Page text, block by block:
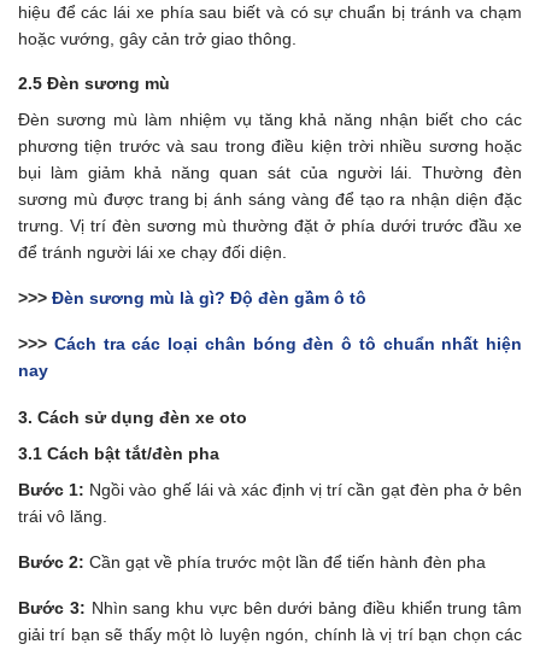
hiệu để các lái xe phía sau biết và có sự chuẩn bị tránh va chạm
hoặc vướng, gây cản trở giao thông.
2.5 Đèn sương mù
Đèn sương mù làm nhiệm vụ tăng khả năng nhận biết cho các
phương tiện trước và sau trong điều kiện trời nhiều sương hoặc
bụi làm giảm khả năng quan sát của người lái. Thường đèn
sương mù được trang bị ánh sáng vàng để tạo ra nhận diện đặc
trưng. Vị trí đèn sương mù thường đặt ở phía dưới trước đầu xe
để tránh người lái xe chạy đối diện.
>>> Đèn sương mù là gì? Độ đèn gầm ô tô
>>> Cách tra các loại chân bóng đèn ô tô chuẩn nhất hiện
nay
3. Cách sử dụng đèn xe oto
3.1 Cách bật tắt/đèn pha
Bước 1: Ngồi vào ghế lái và xác định vị trí cần gạt đèn pha ở bên
trái vô lăng.
Bước 2: Cần gạt về phía trước một lần để tiến hành đèn pha
Bước 3: Nhìn sang khu vực bên dưới bảng điều khiển trung tâm
giải trí bạn sẽ thấy một lò luyện ngón, chính là vị trí bạn chọn các